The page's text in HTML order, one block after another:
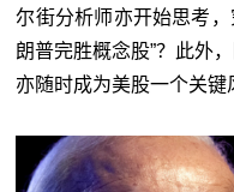
尔街分析师亦开始思考，
朗普完胜概念股”？此外
亦随时成为美股一个关键